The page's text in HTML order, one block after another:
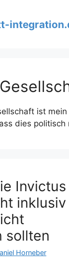
ist
dies
Invictus
inklusiv
sollten
Horneber